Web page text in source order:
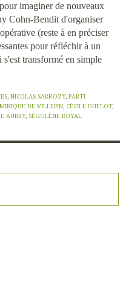
imaginer de nouveaux
Cohn-Bendit d'organiser
(reste à en préciser
pour réfléchir à un
s'est transformé en simple
, NICOLAS SARKOZY, PARTI
DE VILLEPIN, CÉCILE DUFLOT,
AUBRY, SÉGOLÈNE ROYAL